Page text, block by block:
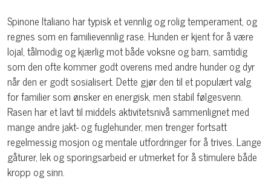
Spinone Italiano har typisk et vennlig og rolig temperament, og
regnes som en familievennlig rase. Hunden er kjent for å være
lojal, tålmodig og kjærlig mot både voksne og barn, samtidig
som den ofte kommer godt overens med andre hunder og dyr
når den er godt sosialisert. Dette gjør den til et populært valg
for familier som ønsker en energisk, men stabil følgesvenn.
Rasen har et lavt til middels aktivitetsnivå sammenlignet med
mange andre jakt- og fuglehunder, men trenger fortsatt
regelmessig mosjon og mentale utfordringer for å trives. Lange
gåturer, lek og sporingsarbeid er utmerket for å stimulere både
kropp og sinn.